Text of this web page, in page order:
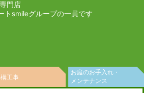
門店
トsmileグループの一員です
工事
お庭のお手入れ・
メンテナンス